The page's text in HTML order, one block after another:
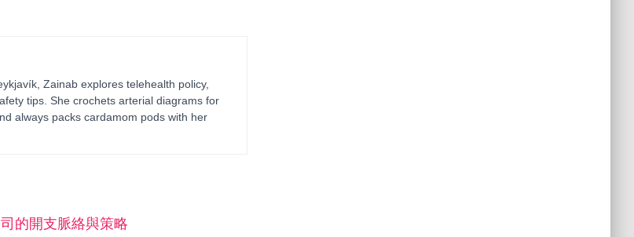
Zainab explores telehealth policy,
tips. She crochets arterial diagrams for
always packs cardamom pods with her
的開支脈絡與策略